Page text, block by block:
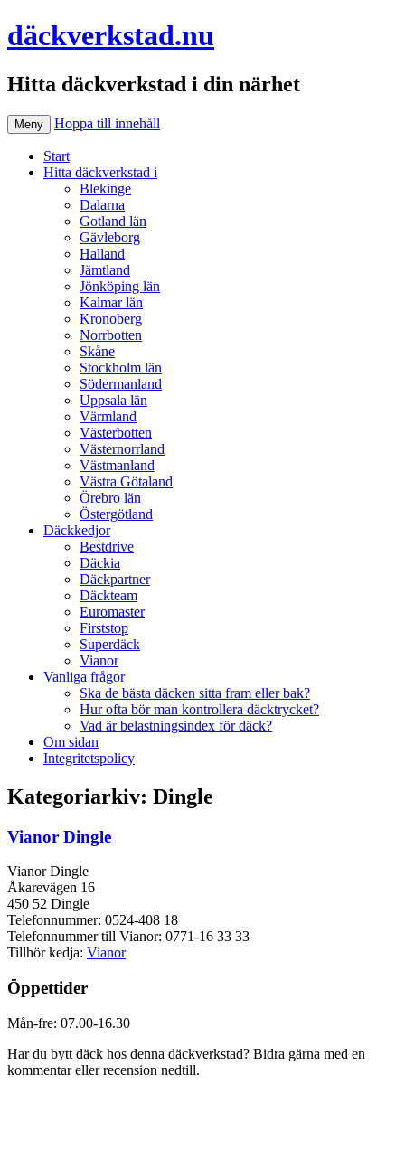
däckverkstad.nu
Hitta däckverkstad i din närhet
Meny Hoppa till innehåll
Start
Hitta däckverkstad i
Blekinge
Dalarna
Gotland län
Gävleborg
Halland
Jämtland
Jönköping län
Kalmar län
Kronoberg
Norrbotten
Skåne
Stockholm län
Södermanland
Uppsala län
Värmland
Västerbotten
Västernorrland
Västmanland
Västra Götaland
Örebro län
Östergötland
Däckkedjor
Bestdrive
Däckia
Däckpartner
Däckteam
Euromaster
Firststop
Superdäck
Vianor
Vanliga frågor
Ska de bästa däcken sitta fram eller bak?
Hur ofta bör man kontrollera däcktrycket?
Vad är belastningsindex för däck?
Om sidan
Integritetspolicy
Kategoriarkiv: Dingle
Vianor Dingle
Vianor Dingle
Åkarevägen 16
450 52 Dingle
Telefonnummer: 0524-408 18
Telefonnummer till Vianor: 0771-16 33 33
Tillhör kedja: Vianor
Öppettider
Mån-fre: 07.00-16.30
Har du bytt däck hos denna däckverkstad? Bidra gärna med en
kommentar eller recension nedtill.